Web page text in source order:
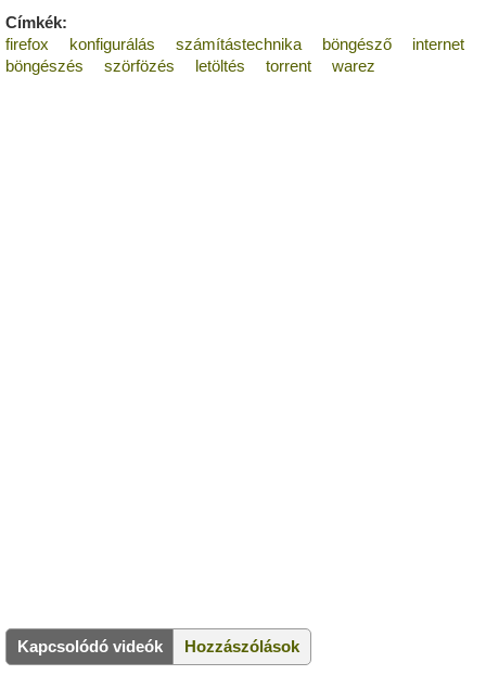
Címkék:
firefox
konfigurálás számítástechnika böngésző
internet
böngészés
szörfözés letöltés torrent warez
Kapcsolódó videók Hozzászólások